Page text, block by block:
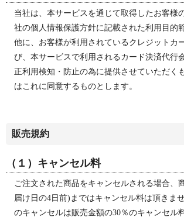
当社は、本サービスを通じて取得したお客様
社の個人情報保護方針に記載された利用目的
他に、お客様が利用されているクレジットカ
び、本サービスで利用されるカード決済代行
正利用検知・防止の為に提供させていただく
はこれに同意するものとします。
販売規約
（１）キャンセル料
ご注文された商品をキャンセルされる場合、
届け日の4日前)まではキャンセル料は頂きま
のキャンセルは販売金額の30％のキャンセル